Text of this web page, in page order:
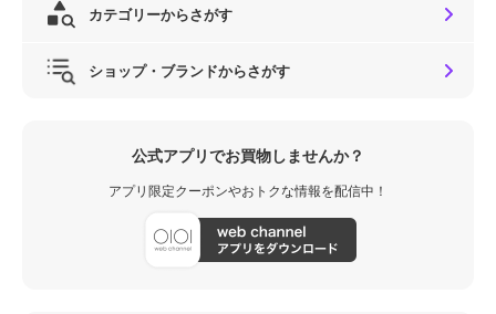
カテゴリーからさがす
ショップ・ブランドからさがす
公式アプリでお買物しませんか？
アプリ限定クーポンやおトクな情報を配信中！